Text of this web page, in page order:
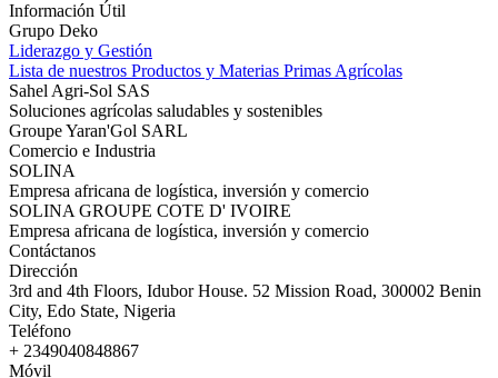
Información Útil
Grupo Deko
Liderazgo y Gestión
Lista de nuestros Productos y Materias Primas Agrícolas
Sahel Agri-Sol SAS
Soluciones agrícolas saludables y sostenibles
Groupe Yaran'Gol SARL
Comercio e Industria
SOLINA
Empresa africana de logística, inversión y comercio
SOLINA GROUPE COTE D' IVOIRE
Empresa africana de logística, inversión y comercio
Contáctanos
Dirección
3rd and 4th Floors, Idubor House. 52 Mission Road, 300002 Benin
City, Edo State, Nigeria
Teléfono
+ 2349040848867
Móvil